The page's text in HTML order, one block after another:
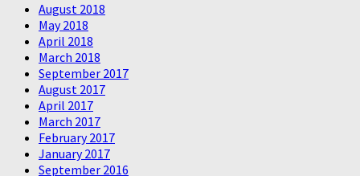
August 2018
May 2018
April 2018
March 2018
September 2017
August 2017
April 2017
March 2017
February 2017
January 2017
September 2016